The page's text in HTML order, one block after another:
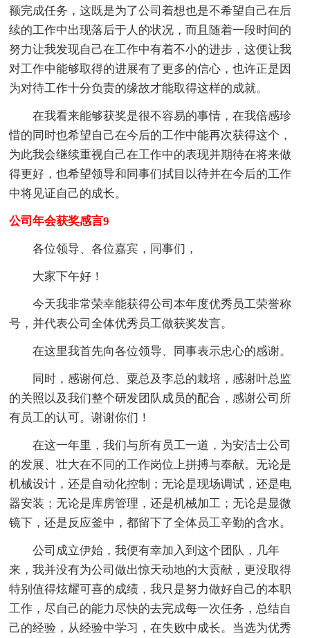
额完成任务，这既是为了公司着想也是不希望自己在后
续的工作中出现落后于人的状况，而且随着一段时间的
努力让我发现自己在工作中有着不小的进步，这便让我
对工作中能够取得的进展有了更多的信心，也许正是因
为对待工作十分负责的缘故才能取得这样的成就。
在我看来能够获奖是很不容易的事情，在我倍感珍
惜的同时也希望自己在今后的工作中能再次获得这个，
为此我会继续重视自己在工作中的表现并期待在将来做
得更好，也希望领导和同事们拭目以待并在今后的工作
中将见证自己的成长。
公司年会获奖感言9
各位领导、各位嘉宾，同事们，
大家下午好！
今天我非常荣幸能获得公司本年度优秀员工荣誉称
号，并代表公司全体优秀员工做获奖发言。
在这里我首先向各位领导、同事表示忠心的感谢。
同时，感谢何总、粟总及李总的栽培，感谢叶总监
的关照以及我们整个研发团队成员的配合，感谢公司所
有员工的认可。谢谢你们！
在这一年里，我们与所有员工一道，为安洁士公司
的发展、壮大在不同的工作岗位上拼搏与奉献。无论是
机械设计，还是自动化控制；无论是现场调试，还是电
器安装；无论是库房管理，还是机械加工；无论是显微
镜下，还是反应釜中，都留下了全体员工辛勤的含水。
公司成立伊始，我便有幸加入到这个团队，几年
来，我并没有为公司做出惊天动地的大贡献，更没取得
特别值得炫耀可喜的成绩，我只是努力做好自己的本职
工作，尽自己的能力尽快的去完成每一次任务，总结自
己的经验，从经验中学习，在失败中成长。当选为优秀